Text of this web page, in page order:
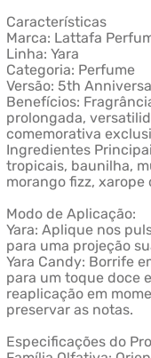
Características
Marca: Lattafa
Linha: Yara
Categoria: Perfume
Versão: 5th
Benefícios:
prolongada,
comemorativa
Ingredientes
tropicais, baunilha,
morango fizz, xarope
Modo de Aplicação:
Yara: Aplique nos
para uma projeção
Yara Candy: Borrife
para um toque doce
reaplicação em
preservar as notas.
Especificações do